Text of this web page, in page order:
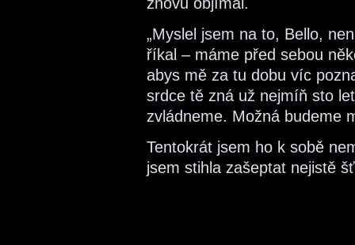
„Myslel jsem na to, Bello,
říkal – máme před sebou
abys mě za tu dobu víc
srdce tě zná už nejmíň sto
zvládneme. Možná budeme
Tentokrát jsem ho k sobě
jsem stihla zašeptat nejistě